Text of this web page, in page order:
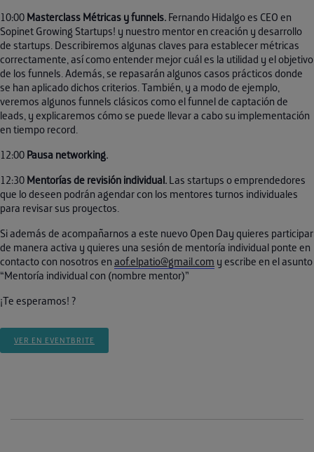
10:00 Masterclass Métricas y funnels. Fernando Hidalgo es CEO en
Sopinet Growing Startups! y nuestro mentor en creación y desarrollo
de startups. Describiremos algunas claves para establecer métricas
correctamente, así como entender mejor cuál es la utilidad y el objetivo
de los funnels. Además, se repasarán algunos casos prácticos donde
se han aplicado dichos criterios. También, y a modo de ejemplo,
veremos algunos funnels clásicos como el funnel de captación de
leads, y explicaremos cómo se puede llevar a cabo su implementación
en tiempo record.
12:00 Pausa networking.
12:30 Mentorías de revisión individual. Las startups o emprendedores
que lo deseen podrán agendar con los mentores turnos individuales
para revisar sus proyectos.
Si además de acompañarnos a este nuevo Open Day quieres participar
de manera activa y quieres una sesión de mentoría individual ponte en
contacto con nosotros en aof.elpatio@gmail.com y escribe en el asunto
“Mentoría individual con (nombre mentor)”
¡Te esperamos! ?
VER EN EVENTBRITE